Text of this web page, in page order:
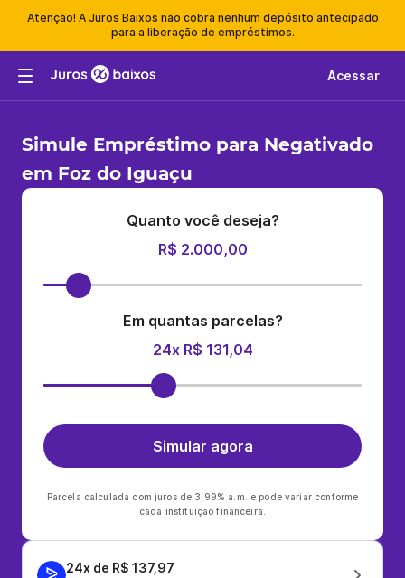
Atenção! A Juros Baixos não cobra nenhum depósito antecipado
para a liberação de empréstimos.
Acessar
Simule Empréstimo para Negativado
em Foz do Iguaçu
Quanto você deseja?
R$ 2.000,00
Em quantas parcelas?
24x R$ 131,04
Simular agora
Parcela calculada com juros de 3,99% a.m. e pode variar conforme
cada instituição financeira.
24x de R$ 137,97